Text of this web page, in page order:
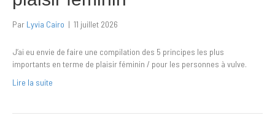
Par Lyvia Cairo | 11 juillet 2026
J’ai eu envie de faire une compilation des 5 principes les plus
importants en terme de plaisir féminin / pour les personnes à vulve.
Lire la suite